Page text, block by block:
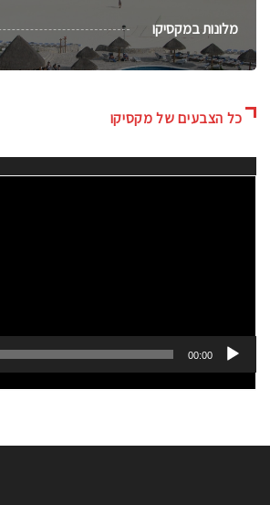
מלונות במקסיקו
כל הצבעים של מקסיקו
00:00